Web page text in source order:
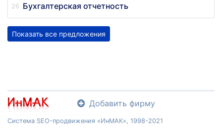
Бухгалтерская отчетность
Показать все предложения
Добавить фирму
Система SEO-продвижения «ИнМАК», 1998-2021